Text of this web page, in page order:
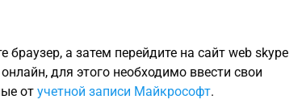
а затем перейдите на сайт web skype
для этого необходимо ввести свои
от учетной записи Майкрософт.